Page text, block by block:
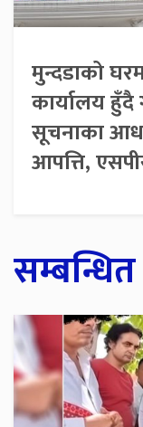
मुन्दडाको
कार्यालय
सूचनाका
आपत्ति,
सम्बन्धित